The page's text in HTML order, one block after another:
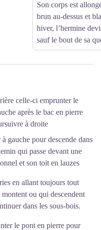
Son corps est
brun au-dessus et
hiver, l’hermine
sauf le bout de sa
celle-ci emprunter le
après le bac en pierre
à droite
gauche pour descende dans
qui passe devant une
et son toit en lauzes
en allant toujours tout
ou qui descendent
dans les sous-bois.
le pont en pierre pour